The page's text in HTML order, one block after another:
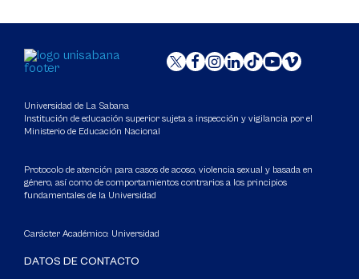
Universidad de La Sabana
Institución de educación superior sujeta a inspección y vigilancia por el
Ministerio de Educación Nacional
Protocolo de atención para casos de acoso, violencia sexual y basada en
género, así como de comportamientos contrarios a los principios
fundamentales de la Universidad
Carácter Académico: Universidad
DATOS DE CONTACTO